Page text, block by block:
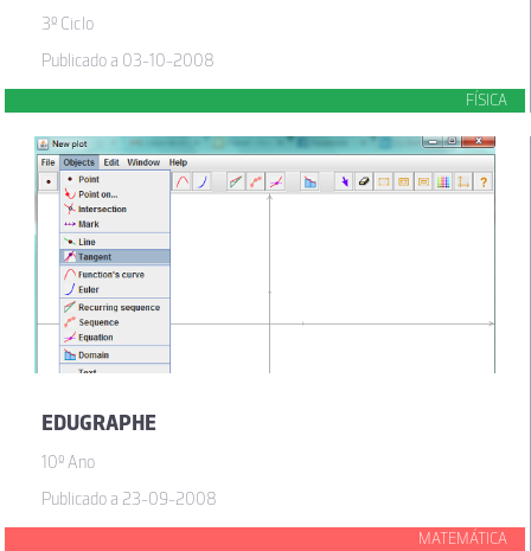
3º Ciclo
Publicado a 03-10-2008
FÍSICA
EDUGRAPHE
10º Ano
Publicado a 23-09-2008
MATEMÁTICA